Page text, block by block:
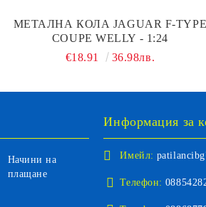
МЕТАЛНА КОЛА JAGUAR F-TYPE
COUPE WELLY - 1:24
€18.91
36.98лв.
Начини на
плащане
Информация за
Имейл:
Телефон: